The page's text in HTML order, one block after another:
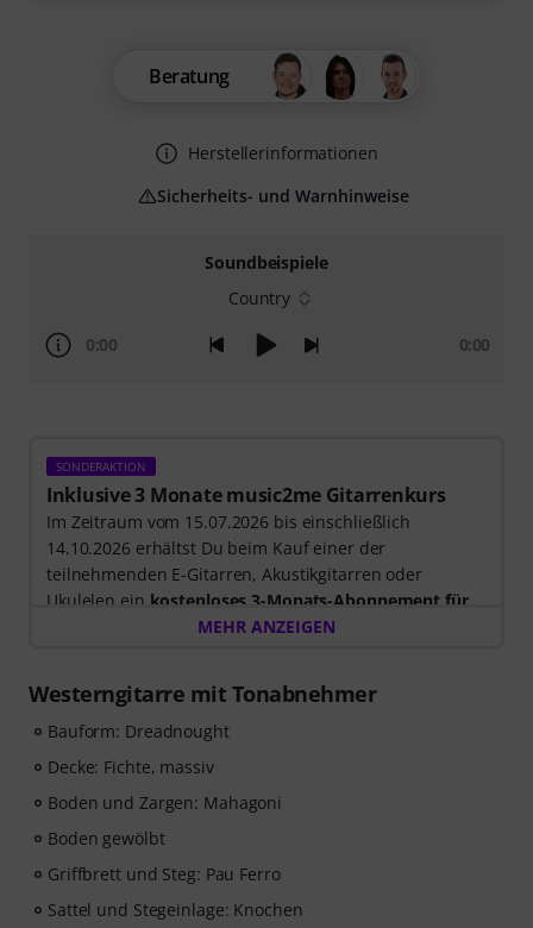
Soundbeispiele
Country
0:00 0:00
SONDERAKTION
Inklusive 3 Monate music2me Gitarrenkurs
Im Zeitraum vom 15.07.2026 bis einschließlich
14.10.2026 erhältst Du beim Kauf einer der
teilnehmenden E-Gitarren, Akustikgitarren oder
Ukulelen ein kostenloses 3-Monats-Abonnement für
einen Onlinekurs von music2me im Wert von EUR
zugesendet. Das music2me Abo endet nach Ablauf
automatisch.
Music2Me, dein Online-Lernportal für Musik mit einem
Ausgezeichnet mit dem deutschen Bildungs-Award
2025/2026 in der Kategorie “E-Learning
Instrumentalunterricht”! Mit über 400 Gitarren
Videolektionen für Anfänger und Fortgeschrittene – von
Pop, Rock und Blues bis Metal und mehr. Mit
MEHR ANZEIGEN
Westerngitarre mit Tonabnehmer
Bauform: Dreadnought
Decke: Fichte, massiv
Boden und Zargen: Mahagoni
Boden gewölbt
Griffbrett und Steg: Pau Ferro
Sattel und Stegeinlage: Knochen
Beratung
Herstellerinformationen
Sicherheits- und Warnhinweise